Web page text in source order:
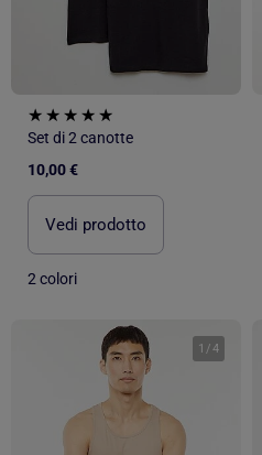
Set di 2 canotte
10,00 €
Vedi prodotto
2 colori
1 /4